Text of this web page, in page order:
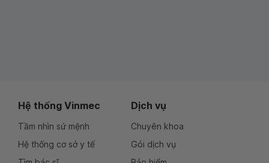
Hệ thống Vinmec
Tầm nhìn sứ mệnh
Hệ thống cơ sở y tế
Dịch vụ
Chuyên khoa
Gói dịch vụ